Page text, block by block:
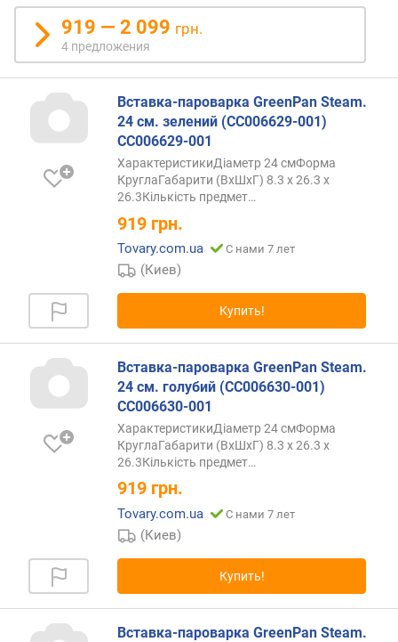
н
о
с
е
о
(
м
(
)
919 — 2 099 грн.
4 предложения
Вставка-пароварка GreenPan Steam.
24 см. зелений (CC006629-001)
CC006629-001
ХарактеристикиДіаметр 24 смФорма
КруглаГабарити (ВхШхГ) 8.3 х 26.3 х
26.3Кількість предмет…
919 грн.
Tovary.com.ua С нами 7 лет
(Киев)
Купить!
Вставка-пароварка GreenPan Steam.
24 см. голубий (CC006630-001)
CC006630-001
ХарактеристикиДіаметр 24 смФорма
КруглаГабарити (ВхШхГ) 8.3 х 26.3 х
26.3Кількість предмет…
919 грн.
Tovary.com.ua С нами 7 лет
(Киев)
Купить!
Вставка-пароварка GreenPan Steam.